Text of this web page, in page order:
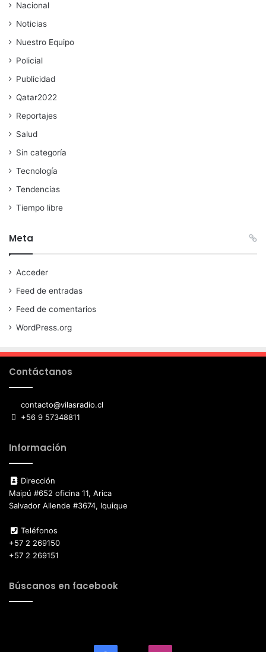
Nacional
Noticias
Nuestro Equipo
Policial
Publicidad
Qatar2022
Reportajes
Salud
Sin categoría
Tecnología
Tendencias
Tiempo libre
Meta
Acceder
Feed de entradas
Feed de comentarios
WordPress.org
Contáctanos
contacto@vilasradio.cl
+56 9 57348811
Información
Dirección
Maipú #652 oficina 11, Arica
Salvador Allende #3674, Iquique
Teléfonos
+57 2 269150
+57 2 269151
Búscanos en facebook